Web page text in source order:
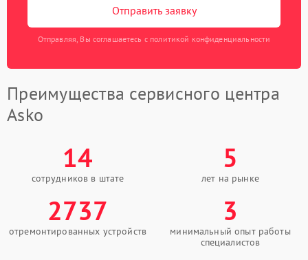
Отправить заявку
Отправляя, Вы соглашаетесь с политикой конфиденциальности
Преимущества сервисного центра
Asko
14
сотрудников в штате
5
лет на рынке
2737
отремонтированных устройств
3
минимальный опыт работы
специалистов